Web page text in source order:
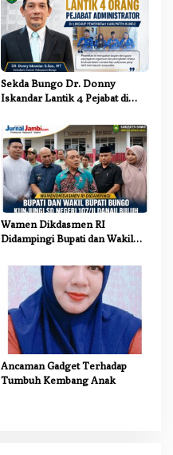
Sekda Bungo Dr. Donny
Iskandar Lantik 4 Pejabat di
Wamen Dikdasmen RI
Didampingi Bupati dan Wakil
SD Negeri 107/II Danau Buluh
Ancaman Gadget Terhadap
Tumbuh Kembang Anak